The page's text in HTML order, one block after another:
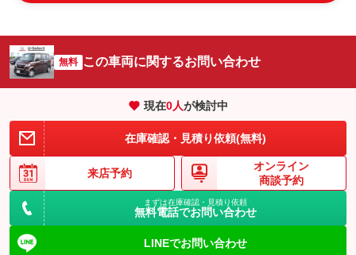
無料 この車両に関するお問い合わせ
現在0人が検討中
在庫確認・見積り依頼(無料)
来店予約
オンライン
商談予約
まずは在庫確認・見積り依頼
無料電話でお問い合わせ
LINEでお問い合わせ